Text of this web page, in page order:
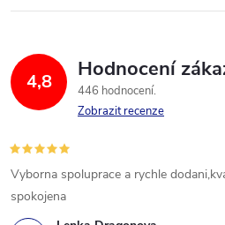
4,8 Hodnocení
446 hodnocení
Zobrazit recenze
Vyborna spoluprace a rychle
spokojena